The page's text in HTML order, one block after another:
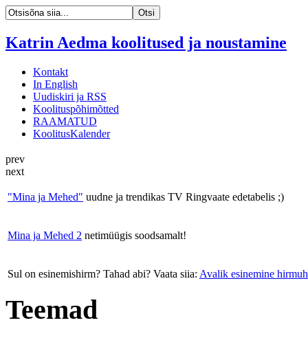
Katrin Aedma koolitused ja noustamine
Kontakt
In English
Uudiskiri ja RSS
Koolituspõhimõtted
RAAMATUD
KoolitusKalender
prev
next
"Mina ja Mehed" uudne ja trendikas TV Ringvaate edetabelis ;)
Mina ja Mehed 2 netimüügis soodsamalt!
Sul on esinemishirm? Tahad abi? Vaata siia: Avalik esinemine
Teemad